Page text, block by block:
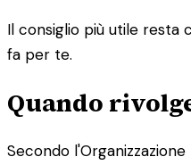
Il consiglio più utile
fa per te.
Quando
Secondo